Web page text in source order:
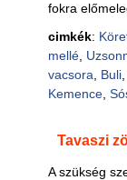
fokra
cimkék:
mellé,
vacsora
Buli,
Kemence,
Tavaszi
A szükség